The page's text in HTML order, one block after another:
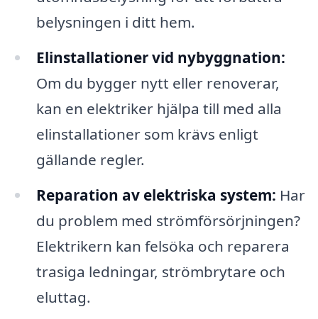
belysningen i ditt hem.
Elinstallationer vid nybyggnation:
Om du bygger nytt eller renoverar,
kan en elektriker hjälpa till med alla
elinstallationer som krävs enligt
gällande regler.
Reparation av elektriska system: Har
du problem med strömförsörjningen?
Elektrikern kan felsöka och reparera
trasiga ledningar, strömbrytare och
eluttag.